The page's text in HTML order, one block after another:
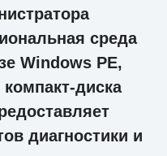
среда
Windows PE,
компакт-диска
диагностики и